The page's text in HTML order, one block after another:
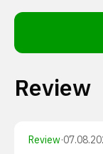
Review
Review·